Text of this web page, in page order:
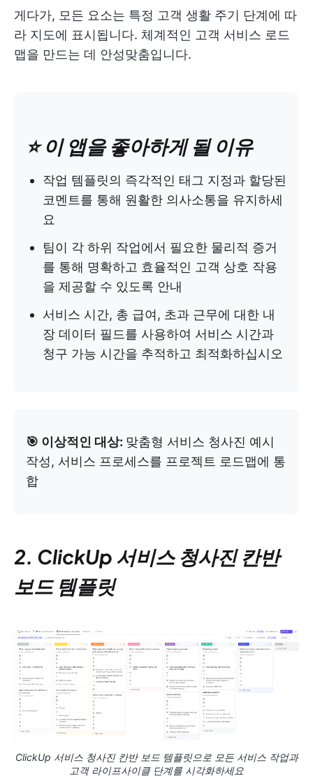
게다가, 모든 요소는 특정 고객 생활 주기 단계에 따
라 지도에 표시됩니다. 체계적인 고객 서비스 로드
맵을 만드는 데 안성맞춤입니다.
⭐️ 이 앱을 좋아하게 될 이유
작업 템플릿의 즉각적인 태그 지정과 할당된
코멘트를 통해 원활한 의사소통을 유지하세
요
팀이 각 하위 작업에서 필요한 물리적 증거
를 통해 명확하고 효율적인 고객 상호 작용
을 제공할 수 있도록 안내
서비스 시간, 총 급여, 초과 근무에 대한 내
장 데이터 필드를 사용하여 서비스 시간과
청구 가능 시간을 추적하고 최적화하십시오
🎯 이상적인 대상: 맞춤형 서비스 청사진 예시
작성, 서비스 프로세스를 프로젝트 로드맵에 통
합
2. ClickUp 서비스 청사진 칸반
보드 템플릿
ClickUp 서비스 청사진 칸반 보드 템플릿으로 모든 서비스 작업과
고객 라이프사이클 단계를 시각화하세요